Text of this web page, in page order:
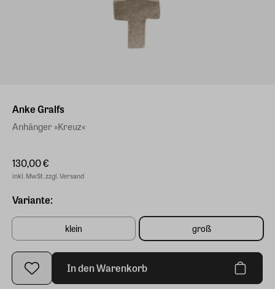
Anke Gralfs
Anhänger »Kreuz«
130,00 €
inkl. MwSt. zzgl. Versand
Variante:
klein groß
In den Warenkorb